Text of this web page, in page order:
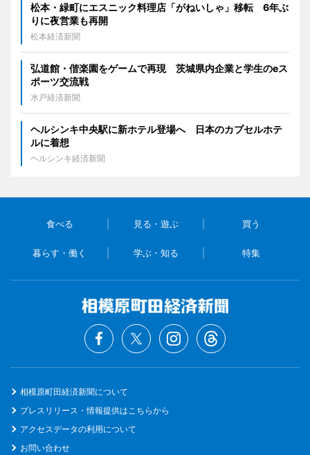
松本・緑町にエスニック料理店「がねいしゃ」移転 6年ぶ
りに夜営業も再開
松本経済新聞
弘道館・偕楽園をゲームで再現 茨城県内企業と学生のeス
ポーツ交流戦
水戸経済新聞
ヘルシンキ中央駅に新ホテル登場へ 日本のカプセルホテ
ルに着想
ヘルシンキ経済新聞
食べる 見る・遊ぶ 買う
暮らす・働く 学ぶ・知る 特集
相模原町田経済新聞について
プレスリリース・情報提供はこちらから
アクセスデータの利用について
お問い合わせ